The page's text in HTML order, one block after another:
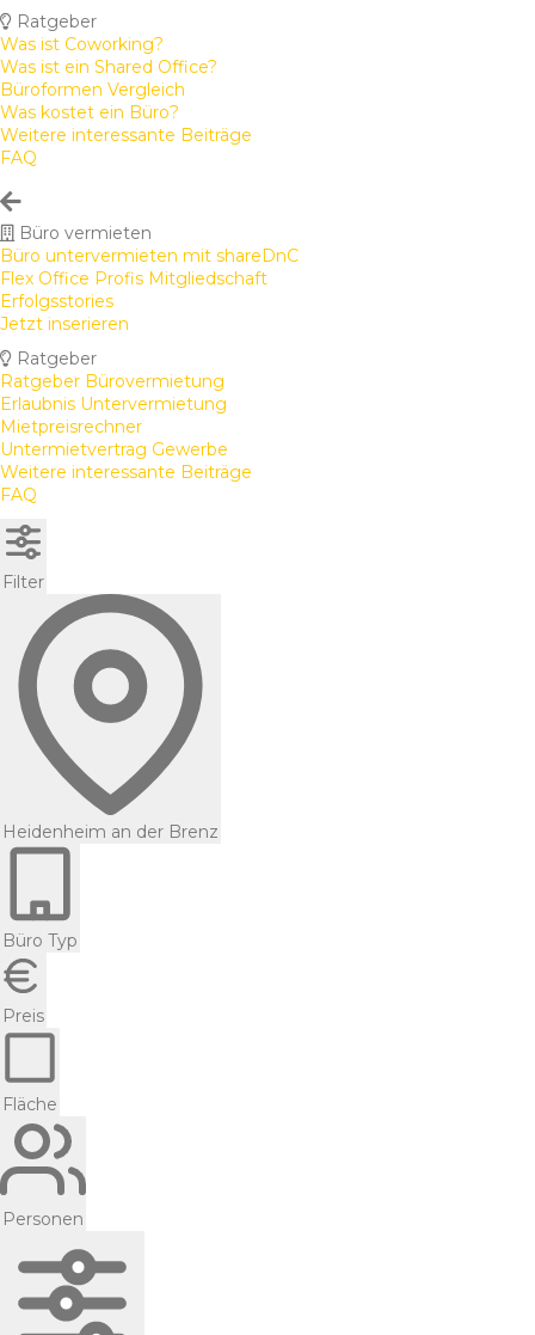
Ratgeber
Was ist Coworking?
Was ist ein Shared Office?
Büroformen Vergleich
Was kostet ein Büro?
Weitere interessante Beiträge
FAQ
Büro vermieten
Büro untervermieten mit shareDnC
Flex Office Profis Mitgliedschaft
Erfolgsstories
Jetzt inserieren
Ratgeber
Ratgeber Bürovermietung
Erlaubnis Untervermietung
Mietpreisrechner
Untermietvertrag Gewerbe
Weitere interessante Beiträge
FAQ
Filter
Heidenheim an der Brenz
Büro Typ
Preis
Fläche
Personen